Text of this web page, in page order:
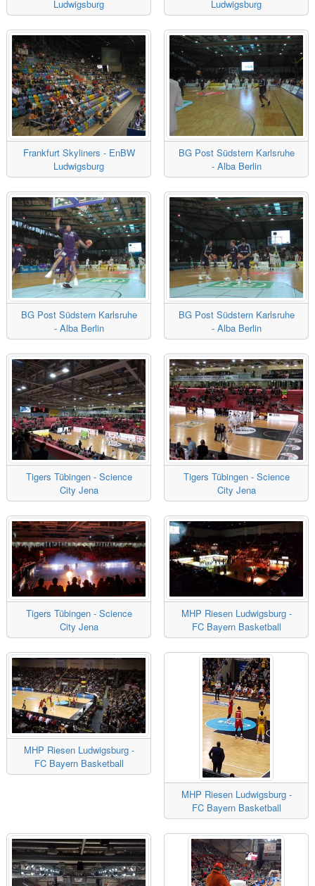
Ludwigsburg
Ludwigsburg
Frankfurt Skyliners - EnBW
Ludwigsburg
BG Post Südstern Karlsruhe
- Alba Berlin
BG Post Südstern Karlsruhe
- Alba Berlin
BG Post Südstern Karlsruhe
- Alba Berlin
Tigers Tübingen - Science
City Jena
Tigers Tübingen - Science
City Jena
Tigers Tübingen - Science
City Jena
MHP Riesen Ludwigsburg -
FC Bayern Basketball
MHP Riesen Ludwigsburg -
FC Bayern Basketball
MHP Riesen Ludwigsburg -
FC Bayern Basketball